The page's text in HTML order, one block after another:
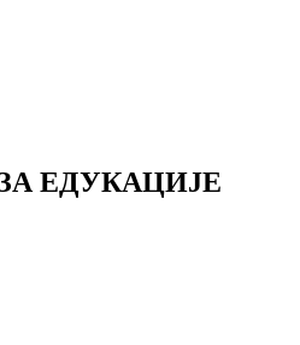
ЕДУКАЦИЈЕ